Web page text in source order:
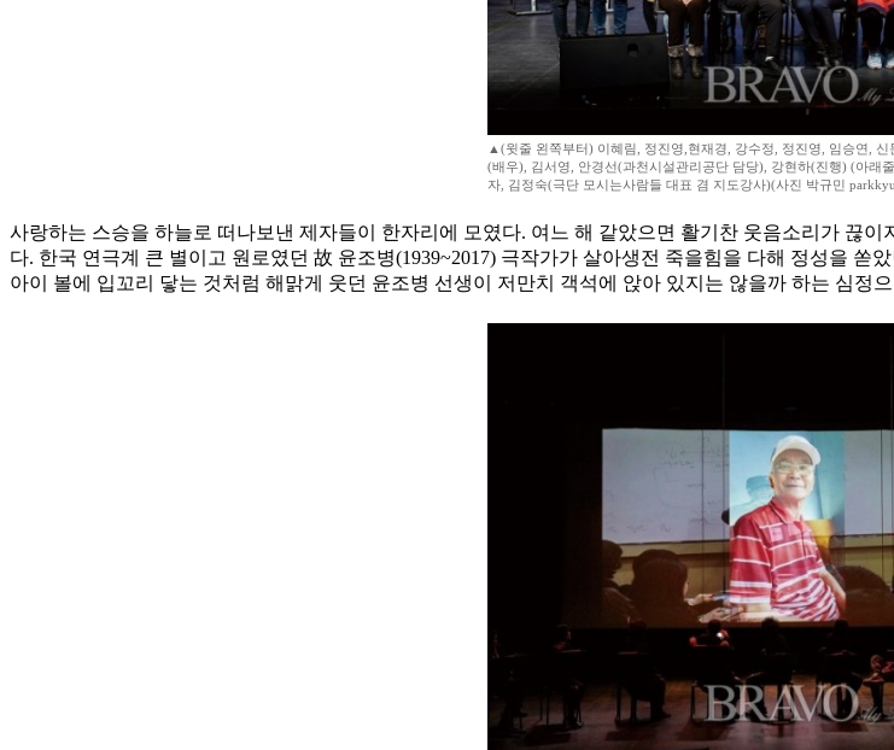
▲(윗줄 왼쪽부터) 이혜림, 정진영,현재경, 강수정, 정진영, 임승연,
(배우), 김서영, 안경선(과천시설관리공단 담당), 강현하(진행) (아래
자, 김정숙(극단 모시는사람들 대표 겸 지도강사)(사진 박규민
사랑하는 스승을 하늘로 떠나보낸 제자들이 한자리에 모였다. 여느 해 같았으면 활기찬 웃음소리가 끊
다. 한국 연극계 큰 별이고 원로였던 故 윤조병(1939~2017) 극작가가 살아생전 죽을힘을 다해 정성을
아이 볼에 입꼬리 닿는 것처럼 해맑게 웃던 윤조병 선생이 저만치 객석에 앉아 있지는 않을까 하는 심